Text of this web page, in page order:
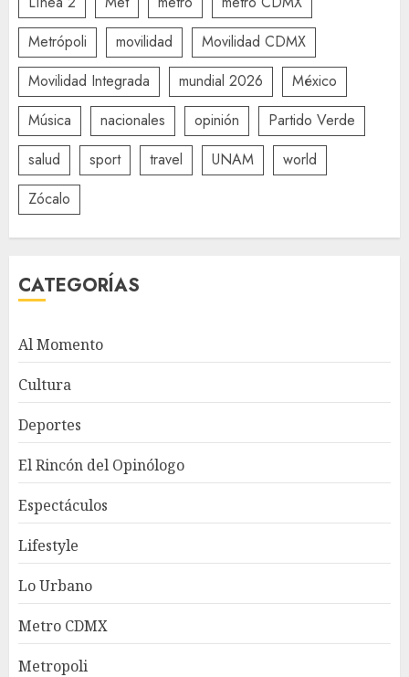
Metrópoli
movilidad
Movilidad CDMX
Movilidad Integrada
mundial 2026
México
Música
nacionales opinión
Partido Verde
salud
sport travel UNAM
world
Zócalo
CATEGORÍAS
Al Momento
Cultura
Deportes
El Rincón del Opinólogo
Espectáculos
Lifestyle
Lo Urbano
Metro CDMX
Metropoli